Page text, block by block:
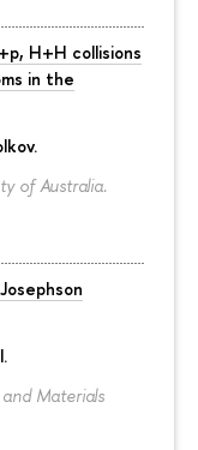
H+H collisions
in the
.
of Australia.
Materials